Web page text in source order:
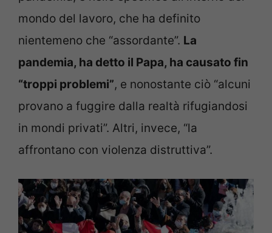
mondo del lavoro, che ha definito
nientemeno che “assordante”. La
pandemia, ha detto il Papa, ha causato fin
“troppi problemi”, e nonostante ciò “alcuni
provano a fuggire dalla realtà rifugiandosi
in mondi privati”. Altri, invece, “la
affrontano con violenza distruttiva”.